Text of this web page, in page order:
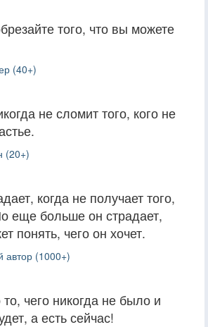
того, что вы можете
(40+)
не сломит того, кого не
(20+)
когда не получает того,
еще больше он страдает,
понять, чего он хочет.
автор (1000+)
чего никогда не было и
а есть сейчас!